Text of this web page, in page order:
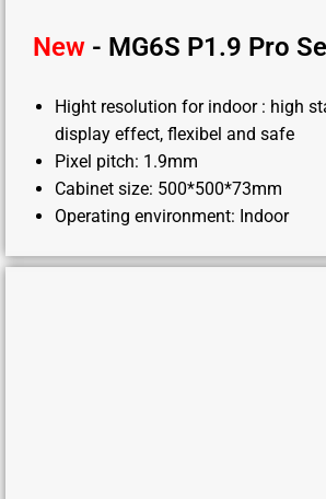
New - MG6S P1.9 Pro
Hight resolution for indoor : high
display effect, flexibel and safe
Pixel pitch: 1.9mm
Cabinet size: 500*500*73mm
Operating environment: Indoor